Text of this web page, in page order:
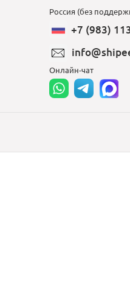
Россия (без
+7 (983)
Онлайн-чат